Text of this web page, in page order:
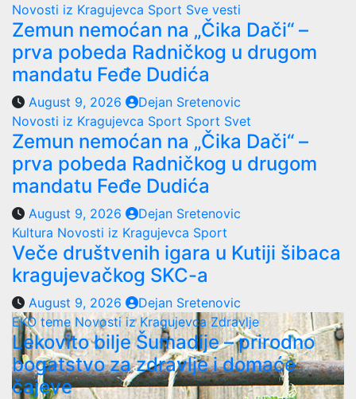
Novosti iz Kragujevca Sport Sve vesti
Zemun nemoćan na „Čika Dači“ –
prva pobeda Radničkog u drugom
mandatu Feđe Dudića
August 9, 2026
Dejan Sretenovic
Novosti iz Kragujevca Sport Sport Svet
Zemun nemoćan na „Čika Dači“ –
prva pobeda Radničkog u drugom
mandatu Feđe Dudića
August 9, 2026
Dejan Sretenovic
Kultura Novosti iz Kragujevca Sport
Veče društvenih igara u Kutiji šibaca
kragujevačkog SKC-a
August 9, 2026
Dejan Sretenovic
EKO teme Novosti iz KragujevcaZdravlje
Lekovito bilje Šumadije – prirodno
bogatstvo za zdravlje i domaće
čajeve